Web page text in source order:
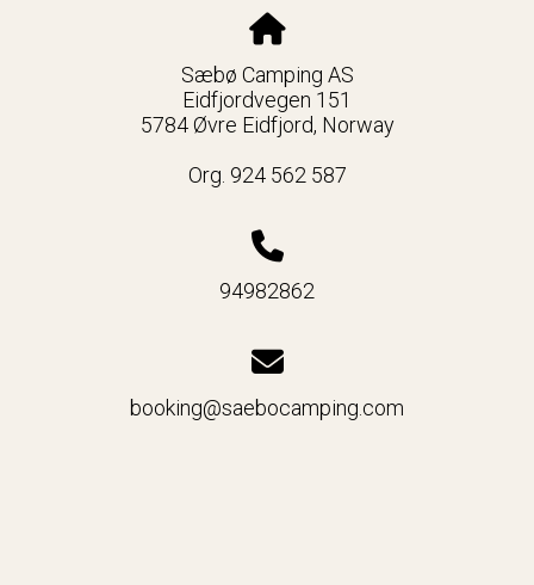
Sæbø Camping AS
Eidfjordvegen 151
5784 Øvre Eidfjord, Norway
Org. 924 562 587
94982862
booking@saebocamping.com